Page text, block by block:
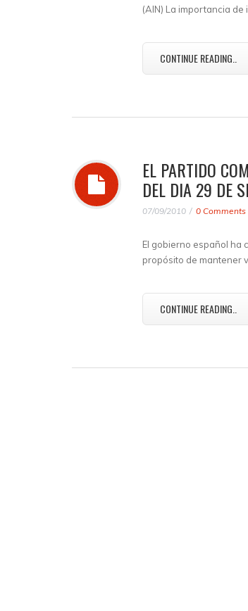
(AIN) La importancia de
CONTINUE READING..
EL PARTIDO
DEL DIA 29 DE
07/09/2010 0 Comments
El gobierno español ha
propósito de mantener
CONTINUE READING..